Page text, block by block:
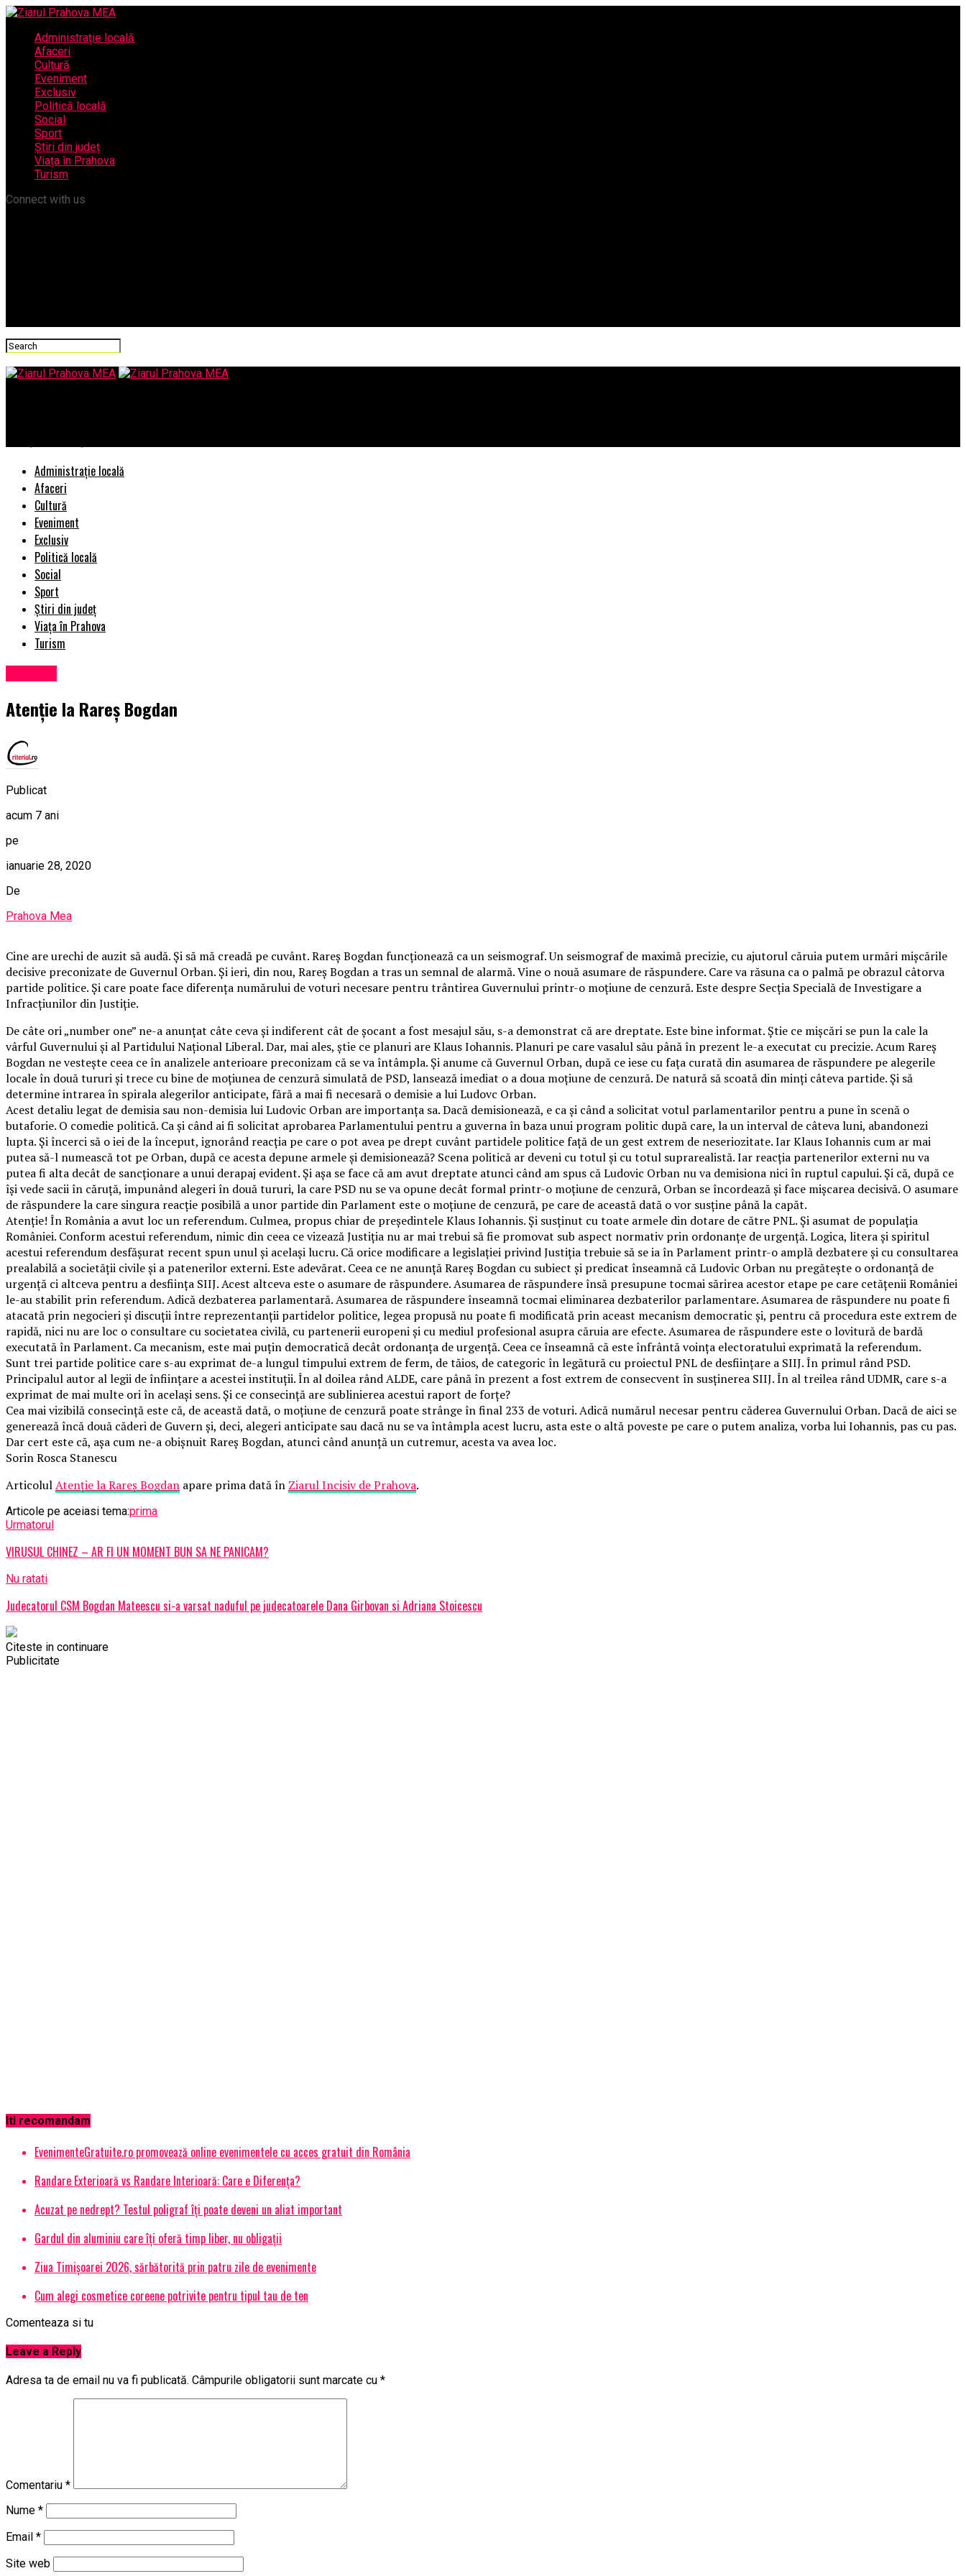
Administrație locală
Afaceri
Cultură
Eveniment
Exclusiv
Politică locală
Social
Sport
Știri din județ
Viața în Prahova
Turism
Connect with us
Administrație locală
Afaceri
Cultură
Eveniment
Exclusiv
Politică locală
Social
Sport
Știri din județ
Viața în Prahova
Turism
Atenție la Rareș Bogdan
Publicat
acum 7 ani
pe
ianuarie 28, 2020
De
Prahova Mea
Cine are urechi de auzit să audă. Și să mă creadă pe cuvânt. Rareș Bogdan funcționează ca un seismograf. Un seismograf de maximă precizie, cu ajutorul căruia putem urmări mișcările
decisive preconizate de Guvernul Orban. Și ieri, din nou, Rareș Bogdan a tras un semnal de alarmă. Vine o nouă asumare de răspundere. Care va răsuna ca o palmă pe obrazul câtorva
partide politice. Și care poate face diferența numărului de voturi necesare pentru trântirea Guvernului printr-o moțiune de cenzură. Este despre Secția Specială de Investigare a
Infracțiunilor din Justiție.
De câte ori „number one” ne-a anunțat câte ceva și indiferent cât de șocant a fost mesajul său, s-a demonstrat că are dreptate. Este bine informat. Știe ce mișcări se pun la cale la
vârful Guvernului și al Partidului Național Liberal. Dar, mai ales, știe ce planuri are Klaus Iohannis. Planuri pe care vasalul său până în prezent le-a executat cu precizie. Acum Rareș
Bogdan ne vestește ceea ce în analizele anterioare preconizam că se va întâmpla. Și anume că Guvernul Orban, după ce iese cu fața curată din asumarea de răspundere pe alegerile
locale în două tururi și trece cu bine de moțiunea de cenzură simulată de PSD, lansează imediat o a doua moțiune de cenzură. De natură să scoată din minți câteva partide. Și să
determine intrarea în spirala alegerilor anticipate, fără a mai fi necesară o demisie a lui Ludovc Orban.
Acest detaliu legat de demisia sau non-demisia lui Ludovic Orban are importanța sa. Dacă demisionează, e ca și când a solicitat votul parlamentarilor pentru a pune în scenă o
butaforie. O comedie politică. Ca și când ai fi solicitat aprobarea Parlamentului pentru a guverna în baza unui program politic după care, la un interval de câteva luni, abandonezi
lupta. Și încerci să o iei de la început, ignorând reacția pe care o pot avea pe drept cuvânt partidele politice față de un gest extrem de neseriozitate. Iar Klaus Iohannis cum ar mai
putea să-l numească tot pe Orban, după ce acesta depune armele și demisionează? Scena politică ar deveni cu totul și cu totul suprarealistă. Iar reacția partenerilor externi nu va
putea fi alta decât de sancționare a unui derapaj evident. Și așa se face că am avut dreptate atunci când am spus că Ludovic Orban nu va demisiona nici în ruptul capului. Și că, după ce
își vede sacii în căruță, impunând alegeri în două tururi, la care PSD nu se va opune decât formal printr-o moțiune de cenzură, Orban se încordează și face mișcarea decisivă. O asumare
de răspundere la care singura reacție posibilă a unor partide din Parlament este o moțiune de cenzură, pe care de această dată o vor susține până la capăt.
Atenție! În România a avut loc un referendum. Culmea, propus chiar de președintele Klaus Iohannis. Și susținut cu toate armele din dotare de către PNL. Și asumat de populația
României. Conform acestui referendum, nimic din ceea ce vizează Justiția nu ar mai trebui să fie promovat sub aspect normativ prin ordonanțe de urgență. Logica, litera și spiritul
acestui referendum desfășurat recent spun unul și același lucru. Că orice modificare a legislației privind Justiția trebuie să se ia în Parlament printr-o amplă dezbatere și cu consultarea
prealabilă a societății civile și a patenerilor externi. Este adevărat. Ceea ce ne anunță Rareș Bogdan cu subiect și predicat înseamnă că Ludovic Orban nu pregătește o ordonanță de
urgență ci altceva pentru a desființa SIIJ. Acest altceva este o asumare de răspundere. Asumarea de răspundere însă presupune tocmai sărirea acestor etape pe care cetățenii României
le-au stabilit prin referendum. Adică dezbaterea parlamentară. Asumarea de răspundere înseamnă tocmai eliminarea dezbaterilor parlamentare. Asumarea de răspundere nu poate fi
atacată prin negocieri și discuții între reprezentanții partidelor politice, legea propusă nu poate fi modificată prin aceast mecanism democratic și, pentru că procedura este extrem de
rapidă, nici nu are loc o consultare cu societatea civilă, cu partenerii europeni și cu mediul profesional asupra căruia are efecte. Asumarea de răspundere este o lovitură de bardă
executată în Parlament. Ca mecanism, este mai puțin democratică decât ordonanța de urgență. Ceea ce înseamnă că este înfrântă voința electoratului exprimată la referendum.
Sunt trei partide politice care s-au exprimat de-a lungul timpului extrem de ferm, de tăios, de categoric în legătură cu proiectul PNL de desființare a SIIJ. În primul rând PSD.
Principalul autor al legii de înființare a acestei instituții. În al doilea rând ALDE, care până în prezent a fost extrem de consecvent în susținerea SIIJ. În al treilea rând UDMR, care s-a
exprimat de mai multe ori în același sens. Și ce consecință are sublinierea acestui raport de forțe?
Cea mai vizibilă consecință este că, de această dată, o moțiune de cenzură poate strânge în final 233 de voturi. Adică numărul necesar pentru căderea Guvernului Orban. Dacă de aici se
generează încă două căderi de Guvern și, deci, alegeri anticipate sau dacă nu se va întâmpla acest lucru, asta este o altă poveste pe care o putem analiza, vorba lui Iohannis, pas cu pas.
Dar cert este că, așa cum ne-a obișnuit Rareș Bogdan, atunci când anunță un cutremur, acesta va avea loc.
Sorin Rosca Stanescu
ArticolulAtenție la Rareș Bogdan apare prima dată în Ziarul Incisiv de Prahova.
Articole pe aceiasi tema:prima
Urmatorul
VIRUSUL CHINEZ – AR FI UN MOMENT BUN SA NE PANICAM?
Nu ratati
Judecatorul CSM Bogdan Mateescu si-a varsat naduful pe judecatoarele Dana Girbovan si Adriana Stoicescu
Citeste in continuare
Publicitate
Iti recomandam
EvenimenteGratuite.ro promovează online evenimentele cu acces gratuit din România
Randare Exterioară vs Randare Interioară: Care e Diferența?
Acuzat pe nedrept? Testul poligraf îţi poate deveni un aliat important
Gardul din aluminiu care îți oferă timp liber, nu obligații
Ziua Timișoarei 2026, sărbătorită prin patru zile de evenimente
Cum alegi cosmetice coreene potrivite pentru tipul tau de ten
Comenteaza si tu
Leave a Reply
Adresa ta de email nu va fi publicată. Câmpurile obligatorii sunt marcate cu *
Comentariu *
Nume *
Email *
Site web